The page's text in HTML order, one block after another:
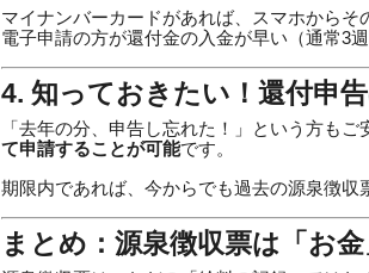
マイナンバーカードがあれば、スマホからそ
電子申請の方が還付金の入金が早い（通常3
4. 知っておきたい！還付申
「去年の分、申告し忘れた！」という方も
て申請することが可能です。
期限内であれば、今からでも過去の源泉徴収
まとめ：源泉徴収票は「お